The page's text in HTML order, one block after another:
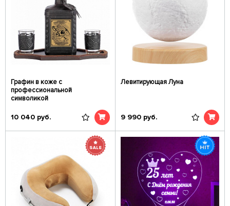
Графин в коже с
профессиональной
символикой
10 040 руб.
Левитирующая Луна
9 990 руб.